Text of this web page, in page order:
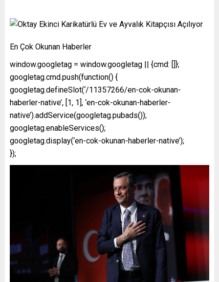
En Çok Okunan Haberler
window.googletag = window.googletag || {cmd: []};
googletag.cmd.push(function() {
googletag.defineSlot(‘/11357266/en-cok-okunan-
haberler-native’, [1, 1], ‘en-cok-okunan-haberler-
native’).addService(googletag.pubads());
googletag.enableServices();
googletag.display(‘en-cok-okunan-haberler-native’);
});